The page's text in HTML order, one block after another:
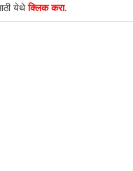
येथेक्लिक करा.